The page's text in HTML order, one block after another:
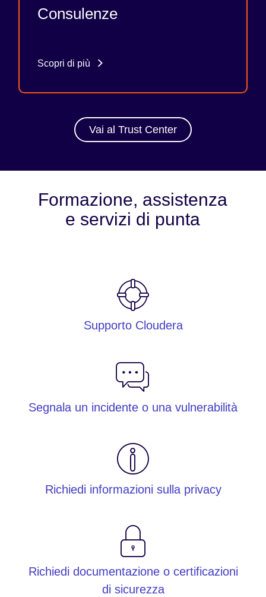
Consulenze
Scopri di più
Vai al Trust Center
Formazione, assistenza
e servizi di punta
Supporto Cloudera
Segnala un incidente o una vulnerabilità
Richiedi informazioni sulla privacy
Richiedi documentazione o certificazioni
di sicurezza